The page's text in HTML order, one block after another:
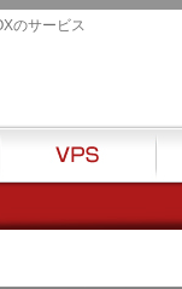
のサービス
VPS ハ